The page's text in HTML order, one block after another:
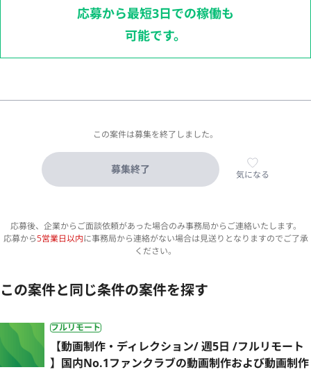
応募から最短3日での稼働も
可能です。
この案件は募集を終了しました。
募集終了 気になる
応募後、企業からご面談依頼があった場合のみ事務局からご連絡いたします。
応募から5営業日以内に事務局から連絡がない場合は見送りとなりますのでご了承
ください。
この案件と同じ条件の案件を探す
フルリモート
【動画制作・ディレクション/ 週5日 /フルリモート
】国内No.1ファンクラブの動画制作および動画制作